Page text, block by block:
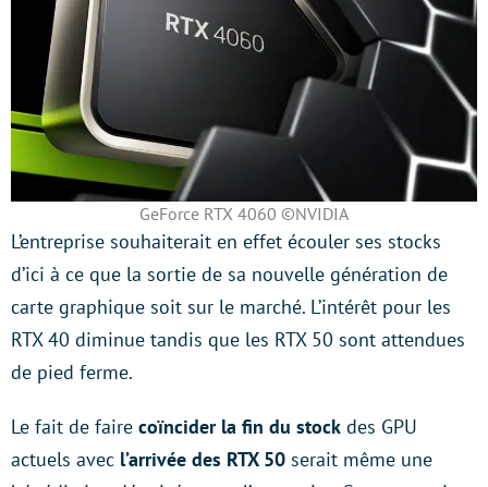
GeForce RTX 4060 ©NVIDIA
L’entreprise souhaiterait en effet écouler ses stocks
d’ici à ce que la sortie de sa nouvelle génération de
carte graphique soit sur le marché. L’intérêt pour les
RTX 40 diminue tandis que les RTX 50 sont attendues
de pied ferme.
Le fait de faire coïncider la fin du stock des GPU
actuels avec l’arrivée des RTX 50 serait même une